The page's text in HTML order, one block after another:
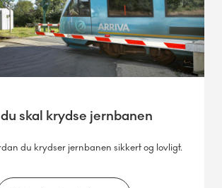
skal krydse jernbanen
du krydser jernbanen sikkert og lovligt.